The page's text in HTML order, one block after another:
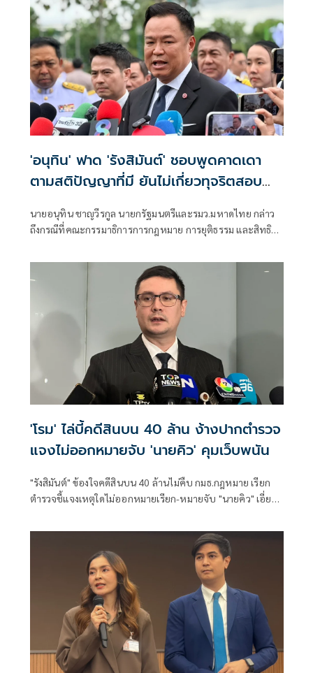
'อนุทิน' ฟาด 'รังสิมันต์' ชอบพูดคาดเดา
ตามสติปัญญาที่มี ยันไม่เกี่ยวทุจริตสอบ
นายอนุทิน ชาญวีรกูล นายกรัฐมนตรีและรมว.มหาดไทย กล่าว
ถึงกรณีที่คณะกรรมาธิการการกฎหมาย การยุติธรรม และสิทธิ
กรรมาธิการ มีการอ้างชื่อนายกรัฐมนตรี เข้าไปเกี่ยวข้องกับการ
ทุจริตสอบท้องถิ่น
'โรม' ไล่บี้คดีสินบน 40 ล้าน ง้างปากตำรวจ
แจงไม่ออกหมายจับ 'นายคิว' คุมเว็บพนัน
"รังสิมันต์" ข้องใจคดีสินบน 40 ล้านไม่คืบ กมธ.กฎหมาย เรียก
ตำรวจชี้แจงเหตุใดไม่ออกหมายเรียก-หมายจับ "นายคิว" เอี่ยว
ความเท็จ หรือเจ้าหน้าที่ละเว้นปฏิบัติหน้าที่